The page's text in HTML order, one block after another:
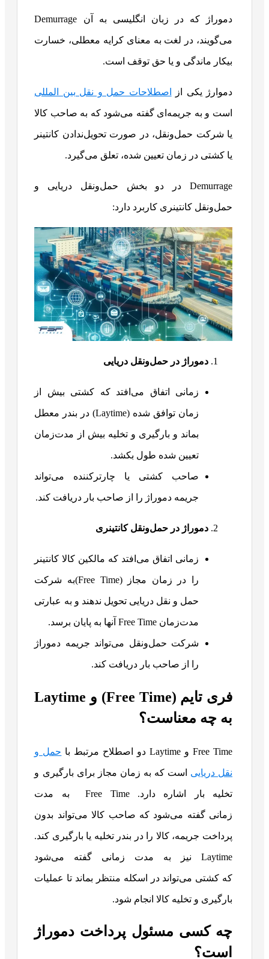
دموراژ که در زبان انگلیسی به آن Demurrage
می‌گویند، در لغت به معنای کرایه معطلی، خسارت
بیکار ماندگی و یا حق توقف است.
دموارژ یکی از اصطلاحات حمل ‌و نقل بین المللی
است و به جریمه‌ای گفته می‌شود که به صاحب کالا
یا شرکت حمل‌ونقل، در صورت تحویل‌ندادن کانتینر
یا کشتی در زمان تعیین شده، تعلق می‌گیرد.
Demurrage در دو بخش حمل‌ونقل دریایی و
حمل‌ونقل کانتینری کاربرد دارد:
دموراژ در حمل‌ونقل دریایی
زمانی اتفاق می‌افتد که کشتی بیش از
زمان توافق شده (Laytime) در بندر معطل
بماند و بارگیری و تخلیه بیش از مدت‌زمان
تعیین شده طول بکشد.
صاحب کشتی یا چارترکننده می‌تواند
جریمه دموراژ را از صاحب بار دریافت کند.
دموراژ در حمل‌ونقل کانتینری
زمانی اتفاق می‌افتد که مالکین کالا کانتینر
را در زمان مجاز (Free Time)به شرکت
حمل ‌و نقل دریایی تحویل ندهند و به عبارتی
مدت‌زمان Free Time آنها به پایان برسد.
شرکت حمل‌ونقل می‌تواند جریمه دموراژ
را از صاحب بار دریافت کند.
فری تایم (Free Time) و Laytime
به چه معناست؟
Free Time و Laytime دو اصطلاح مرتبط با حمل ‌و
نقل دریایی است که به زمان مجاز برای بارگیری و
تخلیه بار اشاره دارد. Free Time به مدت
زمانی گفته می‌شود که صاحب کالا می‌تواند بدون
پرداخت جریمه، کالا را در بندر تخلیه یا بارگیری کند.
Laytime نیز به مدت زمانی گفته می‌شود
که کشتی می‌تواند در اسکله منتظر بماند تا عملیات
بارگیری و تخلیه کالا انجام شود.
چه کسی مسئول پرداخت دموراژ
است؟